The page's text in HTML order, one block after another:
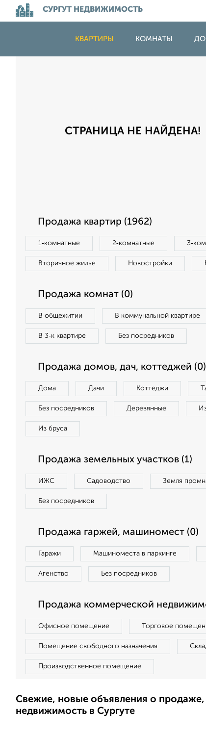
СУРГУТ НЕДВИЖИМОСТЬ
КВАРТИРЫ КОМНАТЫ
СТРАНИЦА НЕ НАЙДЕНА!
Продажа квартир (1962)
1‑комнатные 2‑комнатные
Вторичное жилье Новостройки
Продажа комнат (0)
В общежитии В коммунальной квартире
В 3‑к квартире Без посредников
Продажа домов, дач, коттеджей (0)
Дома Дачи Коттеджи
Без посредников Деревянные
Из бруса
Продажа земельных участков (1)
ИЖС Садоводство Земля
Без посредников
Продажа гаржей, машиномест (0)
Гаражи Машиноместа в паркинге
Агенство Без посредников
Продажа коммерческой
Офисное помещение Торговое
Помещение свободного назначения
Производственное помещение
Свежие, новые объявления о
недвижимость в Сургуте